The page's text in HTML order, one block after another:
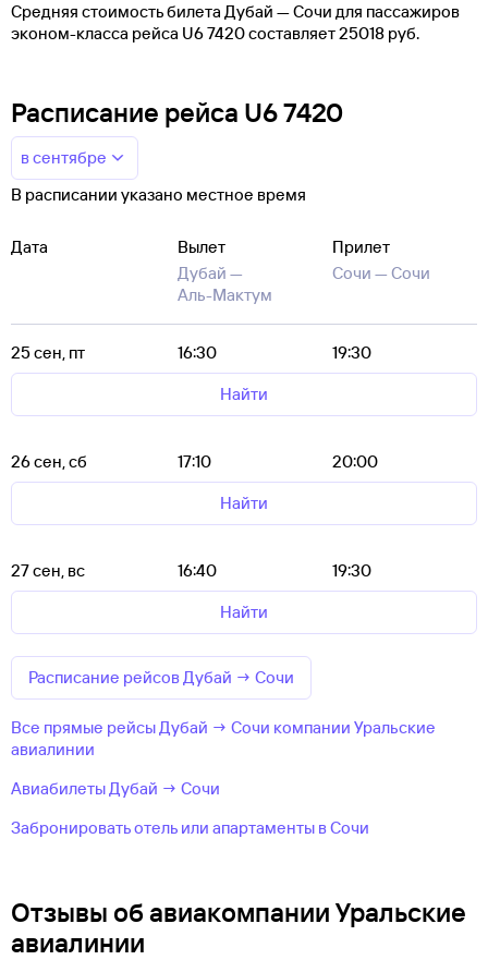
Средняя стоимость билета Дубай — Сочи для пассажиров
эконом-класса рейса U6 7420 составляет 25018 руб.
Расписание рейса U6 7420
в сентябре
В расписании указано местное время
Дата
Вылет
Дубай —
Аль-Мактум
Прилет
Сочи —Сочи
25 сен, пт 16:30
19:30
Найти
26 сен, сб 17:10
20:00
Найти
27 сен, вс 16:40
19:30
Найти
Расписание рейсов Дубай → Сочи
Все прямые рейсы Дубай → Сочи компании Уральские
авиалинии
Авиабилеты Дубай → Сочи
Забронировать отель или апартаменты в Сочи
Отзывы об авиакомпании Уральские
авиалинии